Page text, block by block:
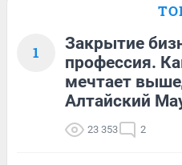
1
Закрытие
профессия.
мечтает
Алтайский
23 353 2